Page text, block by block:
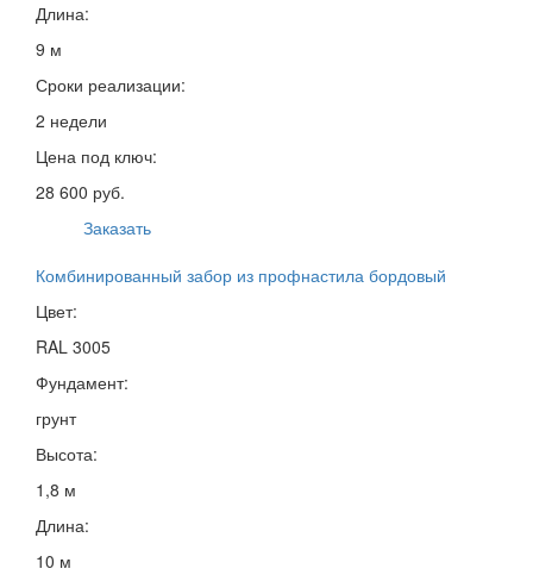
Длина:
9 м
Сроки реализации:
2 недели
Цена под ключ:
28 600 руб.
Заказать
Комбинированный забор из профнастила бордовый
Цвет:
RAL 3005
Фундамент:
грунт
Высота:
1,8 м
Длина:
10 м